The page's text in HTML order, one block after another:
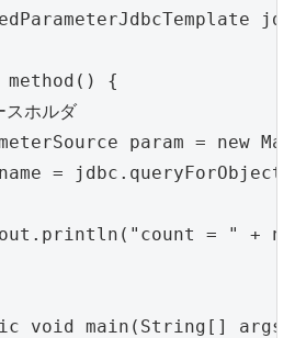
method() {
ホルダ
param = new
=
= " +
void main(String[]